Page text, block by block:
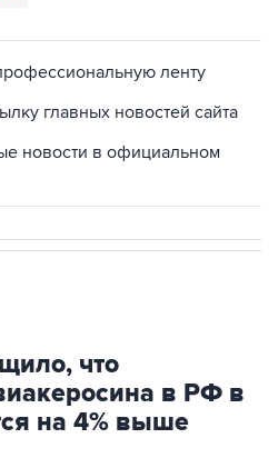
ленту
главных новостей сайта
новости в официальном
что
в РФ в
на 4% выше